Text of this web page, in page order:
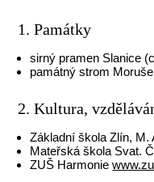
1. Památky
sirný pramen Slanice
památný strom Moruše
2. Kultura,
Základní škola Zlín, M.
Mateřská škola Svat.
ZUŠ Harmonie